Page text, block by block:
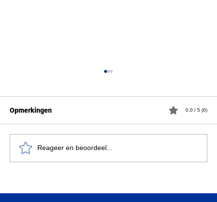
rectorverkiezing: “VUB moet pionierende
Opmerkingen 0.0 / 5 (0)
Reageer en beoordeel...